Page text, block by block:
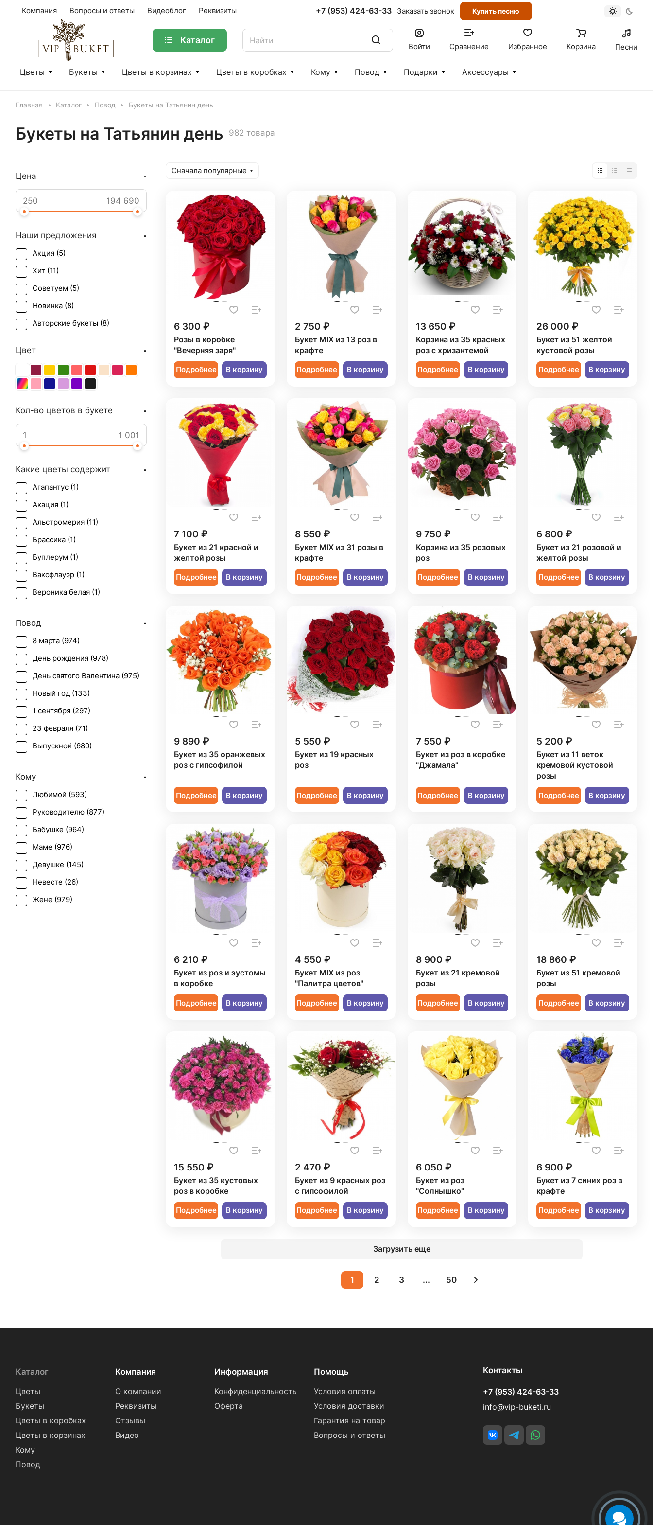
Компания Вопросы и ответы Видеоблог Реквизиты +7 (953) 424-63-33 Заказать звонок Купить песню
Каталог
Войти Сравнение Избранное Корзина Песни
Цветы Букеты Цветы в корзинах Цветы в коробках Кому Повод Подарки Аксессуары
Главная Каталог Повод Букеты на Татьянин день
Букеты на Татьянин день 982 товара
Сначала популярные
6 300 ₽
Розы в коробке
"Вечерняя заря"
Подробнее В корзину
2 750 ₽
Букет MIX из 13 роз в
крафте
Подробнее В корзину
13 650 ₽
Корзина из 35 красных
роз с хризантемой
Подробнее В корзину
26 000 ₽
Букет из 51 желтой
кустовой розы
Подробнее В корзину
7 100 ₽
Букет из 21 красной и
желтой розы
Подробнее В корзину
8 550 ₽
Букет MIX из 31 розы в
крафте
Подробнее В корзину
9 750 ₽
Корзина из 35 розовых
роз
Подробнее В корзину
6 800 ₽
Букет из 21 розовой и
желтой розы
Подробнее В корзину
9 890 ₽
Букет из 35 оранжевых
роз с гипсофилой
Подробнее В корзину
5 550 ₽
Букет из 19 красных
роз
Подробнее В корзину
7 550 ₽
Букет из роз в коробке
"Джамала"
Подробнее В корзину
5 200 ₽
Букет из 11 веток
кремовой кустовой
розы
Подробнее В корзину
6 210 ₽
Букет из роз и эустомы
в коробке
Подробнее В корзину
4 550 ₽
Букет MIX из роз
"Палитра цветов"
Подробнее В корзину
8 900 ₽
Букет из 21 кремовой
розы
Подробнее В корзину
18 860 ₽
Букет из 51 кремовой
розы
Подробнее В корзину
15 550 ₽
Букет из 35 кустовых
роз в коробке
Подробнее В корзину
2 470 ₽
Букет из 9 красных роз
с гипсофилой
Подробнее В корзину
6 050 ₽
Букет из роз
"Солнышко"
Подробнее В корзину
6 900 ₽
Букет из 7 синих роз в
крафте
Подробнее В корзину
Загрузить еще
1 2 3 ... 50
Цена
Наши предложения
Акция (5)
Хит (11)
Советуем (5)
Новинка (8)
Авторские букеты (8)
Цвет
Кол-во цветов в букете
Какие цветы содержит
Агапантус (1)
Акация (1)
Альстромерия (11)
Брассика (1)
Буплерум (1)
Ваксфлауэр (1)
Вероника белая (1)
Гербера (
Гиперикум (23
Гипсофила (37)
Гортензия ( 4)
Грин белл (1)
Ирис (37)
Калла (14)
Краспедия (2)
Повод
8 марта (974)
День рождения (978)
День святого Валентина (975)
Новый год (133)
1 сентября (297)
23 февраля (71)
Выпускной (680)
День учителя (
Пасха (52
Первое свидание (928
Последний звонок (
Рождение ребенка (
Рождество (131
Свадьба (15)
Татьянин день (
Кому
Любимой (593)
Руководителю (877)
Бабушке (964)
Маме (976)
Девушке (145)
Невесте (26)
Жене (979)
Каталог
Цветы
Букеты
Цветы в коробках
Цветы в корзинах
Кому
Повод
Компания
О компании
Реквизиты
Отзывы
Видео
Информация
Конфиденциальность
Оферта
Помощь
Условия оплаты
Условия доставки
Гарантия на товар
Вопросы и ответы
Контакты
+7 (953) 424-63-33
info@vip-buketi.ru